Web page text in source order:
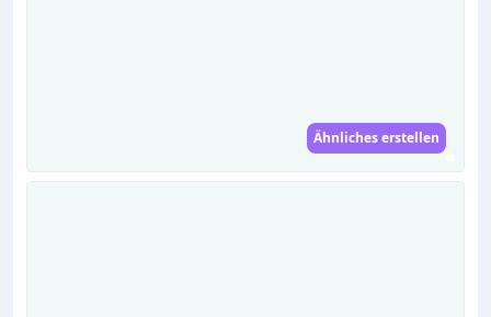
Ähnliches erstellen